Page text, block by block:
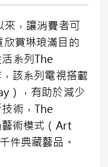
來，讓消費者可
賞琳琅滿目的
系列The
該系列電視搭載
），有助於減少
術，The
術模式（Art
件典藏藝品。